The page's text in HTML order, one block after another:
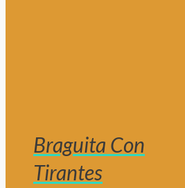
Braguita Con
Tirantes